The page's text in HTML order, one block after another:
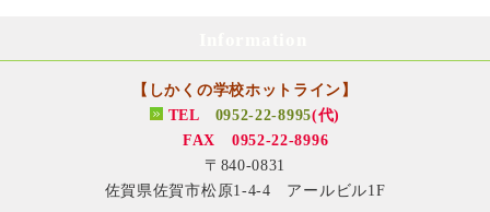
【しかくの学校ホットライン】
TEL 0952-22-8995(代)
FAX 0952-22-8996
〒840-0831
佐賀県佐賀市松原1-4-4 アールビル1F